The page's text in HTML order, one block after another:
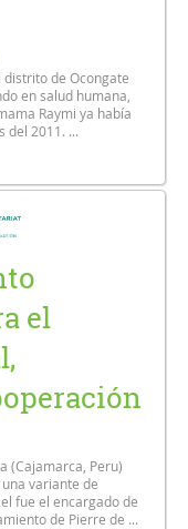
distrito de Ocongate
en salud humana,
Raymi ya había
del 2011. ...
el
(Cajamarca, Peru)
variante de
fue el encargado de
de Pierre de ...